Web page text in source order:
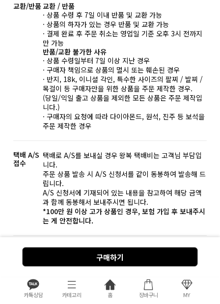
카톡상담 카테고리 홈 장바구니 MY
구매하기
교환/반품 교환 / 반품
· 상품 수령 후 7일 이내 반품 및 교환 가능
· 상품의 하자가 있는 경우 반품 및 교환 가능
· 결제 완료 후 주문 취소는 영업일 기준 오후 3시 전까지
만 가능
반품/교환 불가한 사유
· 상품 수령일부터 7일 이상 지난 경우
· 구매자 책임으로 상품의 멸시 또는 훼손된 경우
· 반지, 18k, 이니셜 각인, 특수한 사이즈의 팔찌 / 발찌 /
목걸이 등 구매자만을 위한 상품을 주문 제작한 경우.
(당일/익일 출고 상품을 제외한 모든 상품은 주문 제작입
니다.)
· 구매자의 요청에 따라 다이아몬드, 원석, 진주 등 보석을
주문 제작한 경우
택배 A/S
접수
택배로 A/S를 보내실 경우 왕복 택배비는 고객님 부담입
니다.
주문 상품 발송 시 A/S 신청서를 같이 동봉하여 발송해 드
립니다.
A/S 신청서에 기재되어 있는 내용을 참고하여 해당 금액
과 함께 동봉해서 보내주시면 됩니다.
*100만 원 이상 고가 상품인 경우, 보험 가입 후 보내주시
는 게 안전합니다.
주의사항 금 상품의 특성상 무른 성질을 가지고 있습니다.
찌그러짐, 끊어짐 등 변형이 발생할 수 있으므로 충격에
유의하여 사용해 주세요.
이러한 변경은 기간과 횟수에 상관없이 무상으로 A/S가
가능합니다.(왕복 택배비 본인 부담)
*화이트 골드는 제작 후 마무리 단계에 도금이 들어가게